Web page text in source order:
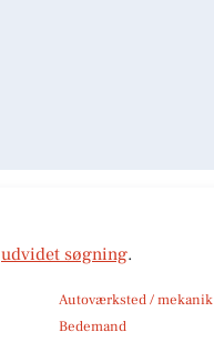
udvidet søgning.
Autoværksted / mekanik
Bedemand